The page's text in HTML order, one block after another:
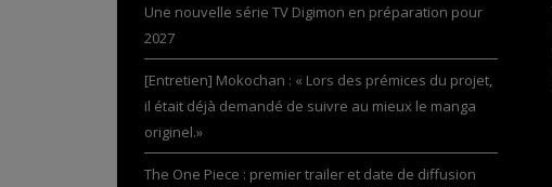
Une nouvelle série TV Digimon en préparation pour
2027
[Entretien] Mokochan : « Lors des prémices du projet,
il était déjà demandé de suivre au mieux le manga
originel.»
The One Piece : premier trailer et date de diffusion